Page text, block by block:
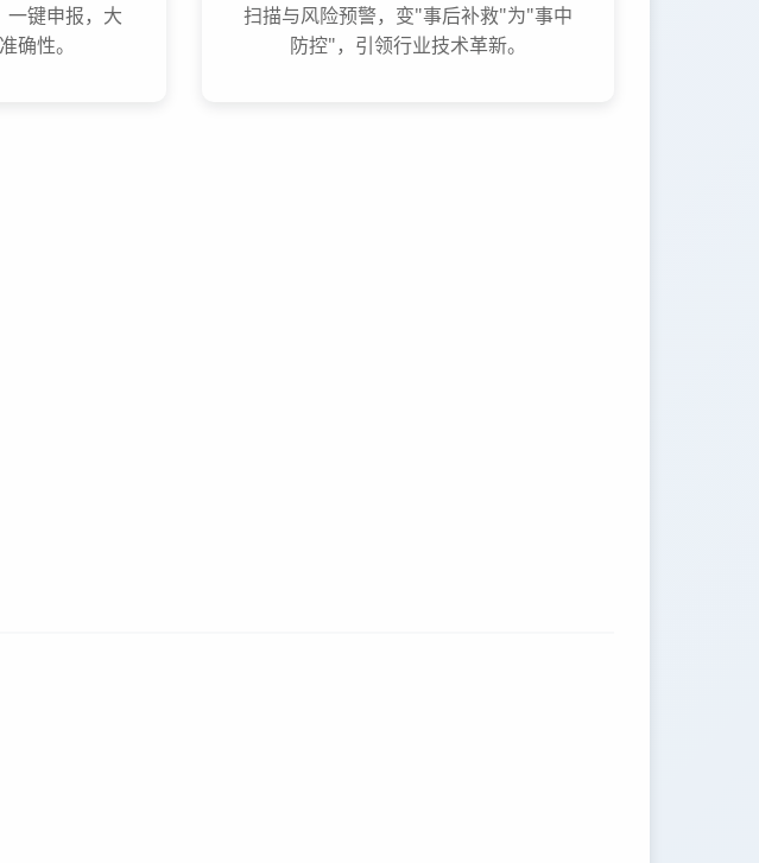
一键申报，大
确性。
扫描与风险预警，变"事后补救"为"事中
防控"，引领行业技术革新。